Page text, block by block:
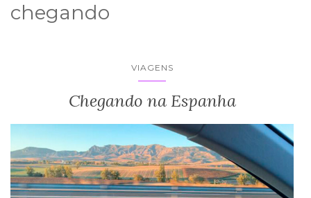
chegando
VIAGENS
Chegando na Espanha